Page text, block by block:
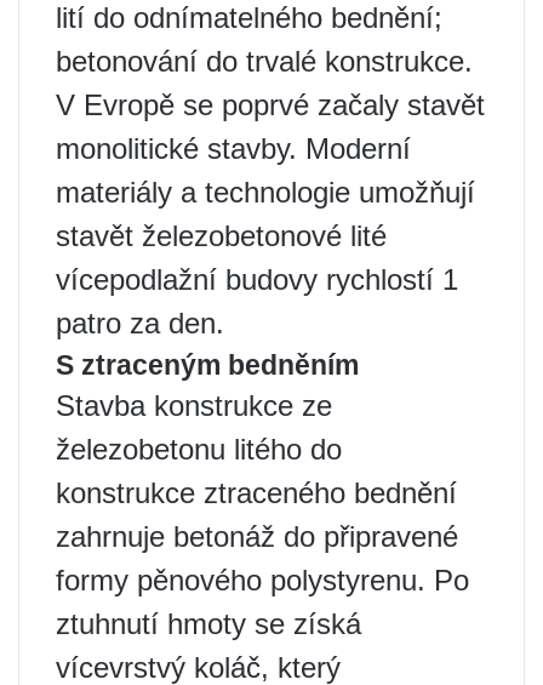
lití do odnímatelného bednění;
betonování do trvalé konstrukce.
V Evropě se poprvé začaly stavět
monolitické stavby. Moderní
materiály a technologie umožňují
stavět železobetonové lité
vícepodlažní budovy rychlostí 1
patro za den.
S ztraceným bedněním
Stavba konstrukce ze
železobetonu litého do
konstrukce ztraceného bednění
zahrnuje betonáž do připravené
formy pěnového polystyrenu. Po
ztuhnutí hmoty se získá
vícevrstvý koláč, který